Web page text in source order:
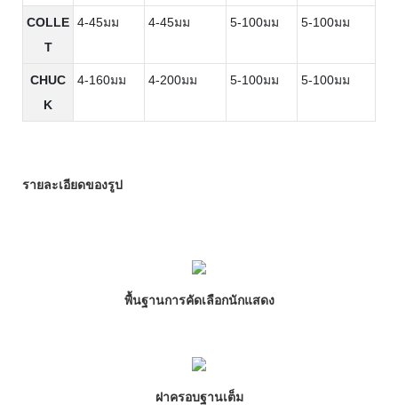
COLLE
T
4-45มม 4-45มม 5-100มม 5-100มม
CHUC
K
4-160มม 4-200มม 5-100มม 5-100มม
รายละเอียดของรูป
พื้นฐานการคัดเลือกนักแสดง
ฝาครอบฐานเต็ม